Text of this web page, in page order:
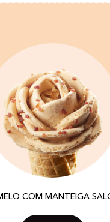
COM MANTEIGA